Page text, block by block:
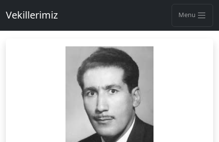
Vekillerimiz Menu